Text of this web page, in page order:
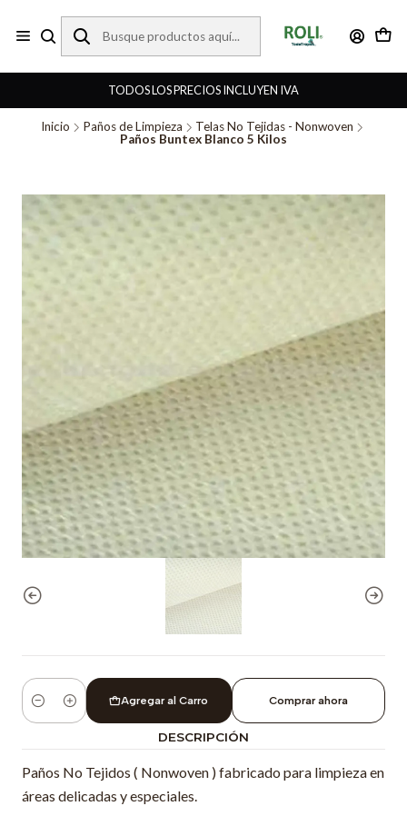
TODOS LOS PRECIOS INCLUYEN IVA
Inicio Paños de Limpieza
Telas No Tejidas - Nonwoven
Paños Buntex Blanco 5 Kilos
Cantidad
Agregar al Carro Comprar ahora
DESCRIPCIÓN
Paños No Tejidos ( Nonwoven ) fabricado para limpieza en
áreas delicadas y especiales.